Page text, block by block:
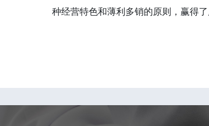
种经营特色和薄利多销的原则，赢得了